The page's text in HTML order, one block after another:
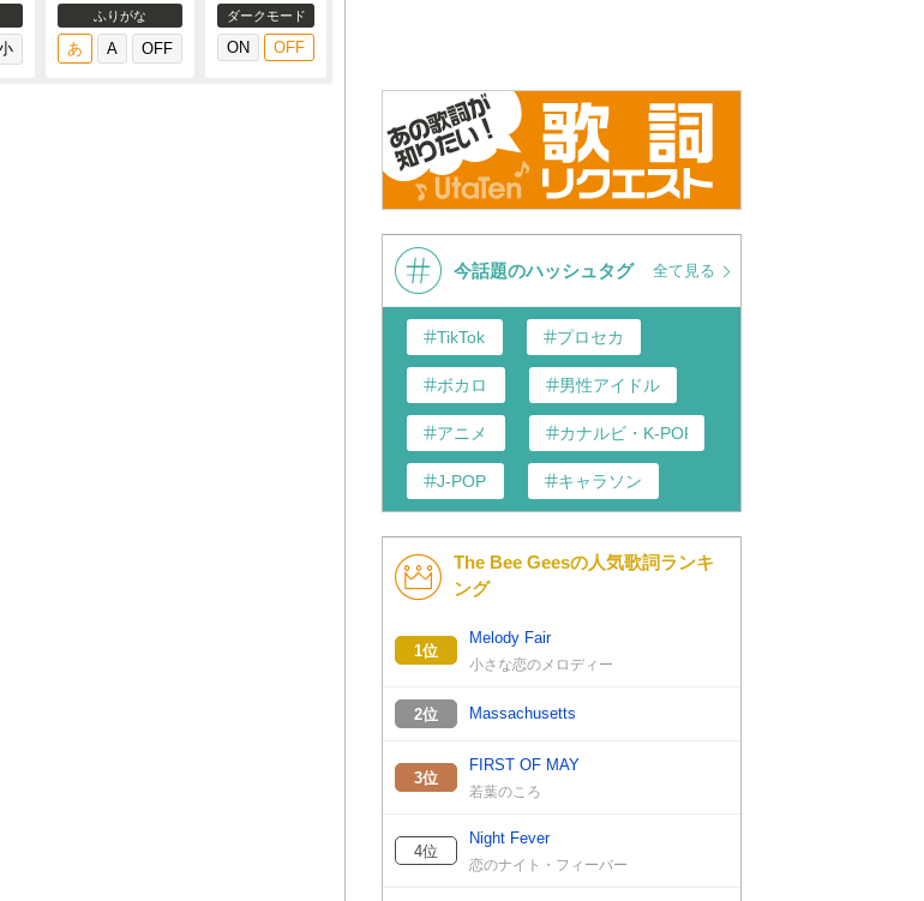
ふりがな ダークモード
今話題のハッシュタグ 全て見る
TikTok プロセカ
ボカロ 男性アイドル
アニメ カナルビ・K-POP和訳
J-POP キャラソン
K-POP 演歌・歌謡
VTuber ディズニー
The Bee Geesの人気歌詞ランキ
ング
1位
Melody Fair
小さな恋のメロディー
2位 Massachusetts
3位
FIRST OF MAY
若葉のころ
4位
Night Fever
恋のナイト・フィーバー